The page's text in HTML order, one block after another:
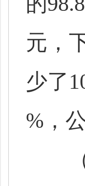
元，
少了
%，
（